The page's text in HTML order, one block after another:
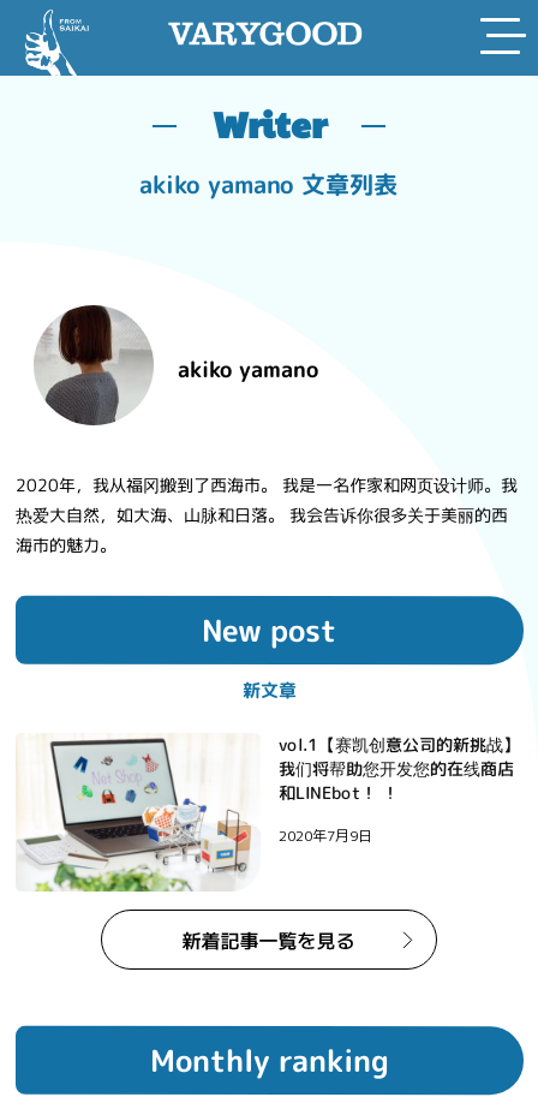
Writer
akiko yamano 文章列表
akiko yamano
2020年，我从福冈搬到了西海市。 我是一名作家和网页设计师。我
热爱大自然，如大海、山脉和日落。 我会告诉你很多关于美丽的西
海市的魅力。
New post
新文章
vol.1【赛凯创意公司的新挑战】
我们将帮助您开发您的在线商店
和LINEbot！ ！
2020年7月9日
Monthly ranking